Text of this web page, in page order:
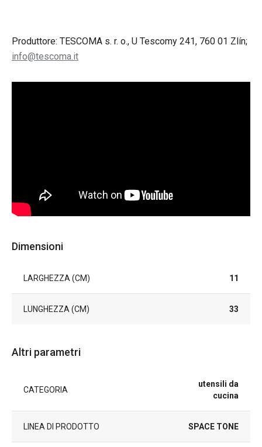
Produttore: TESCOMA s. r. o., U Tescomy 241, 760 01 Zlín;
info@tescoma.it
Dimensioni
LARGHEZZA (CM) 11
LUNGHEZZA (CM) 33
Altri parametri
CATEGORIA
utensili da
cucina
LINEA DI PRODOTTO SPACE TONE